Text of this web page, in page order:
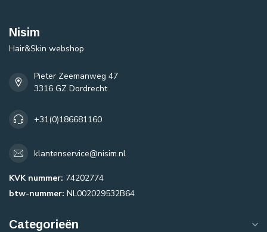
Nisim
Hair&Skin webshop
Pieter Zeemanweg 47
3316 GZ Dordrecht
+31(0)186681160
klantenservice@nisim.nl
KVK nummer: 74202774
btw-nummer: NL002029532B64
Categorieën